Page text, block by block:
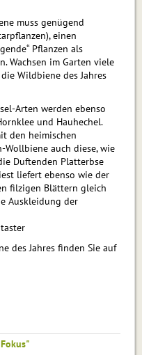
muss genügend
einen
Pflanzen als
Wachsen im Garten viele
Wildbiene des Jahres
Arten werden ebenso
und Hauhechel.
den heimischen
auch diese, wie
Duftenden Platterbse
liefert ebenso wie der
filzigen Blättern gleich
Auskleidung der
des Jahres finden Sie auf